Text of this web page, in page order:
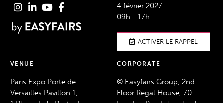
4 février 2027
09h - 17h
ACTIVER LE RAPPEL
VENUE
Paris Expo Porte de
Versailles Pavillon 1,
CORPORATE
© Easyfairs Group, 2nd
Floor Regal House, 70